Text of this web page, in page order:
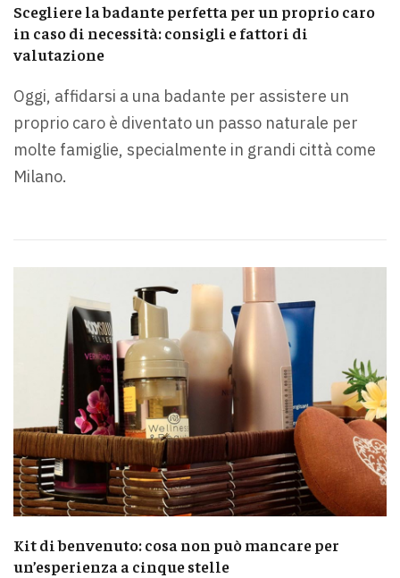
Scegliere la badante perfetta per un proprio caro
in caso di necessità: consigli e fattori di
valutazione
Oggi, affidarsi a una badante per assistere un
proprio caro è diventato un passo naturale per
molte famiglie, specialmente in grandi città come
Milano.
Kit di benvenuto: cosa non può mancare per
un’esperienza a cinque stelle